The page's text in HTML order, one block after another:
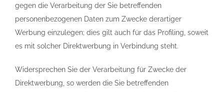
gegen die Verarbeitung der Sie betreffenden
personenbezogenen Daten zum Zwecke derartiger
Werbung einzulegen; dies gilt auch für das Profiling, soweit
es mit solcher Direktwerbung in Verbindung steht.
Widersprechen Sie der Verarbeitung für Zwecke der
Direktwerbung, so werden die Sie betreffenden